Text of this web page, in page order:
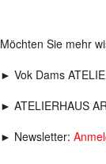
Möchten Sie mehr
► Vok Dams
► ATELIERHAUS
► Newsletter: